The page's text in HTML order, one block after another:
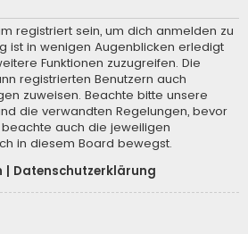
registriert sein, um dich anmelden zu
ist in wenigen Augenblicken erledigt
Funktionen zuzugreifen. Die
registrierten Benutzern auch
zuweisen. Beachte bitte unsere
die verwandten Regelungen, bevor
auch die jeweiligen
in diesem Board bewegst.
Datenschutzerklärung